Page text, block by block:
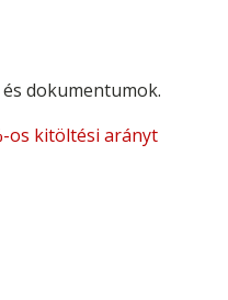
dokumentumok.
os kitöltési arányt